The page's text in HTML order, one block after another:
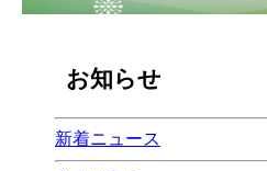
お知らせ
新着ニュース